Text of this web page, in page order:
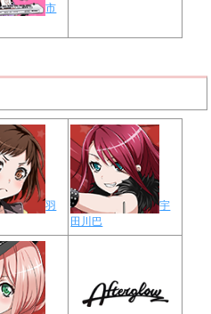
市
羽
宇
田川巴